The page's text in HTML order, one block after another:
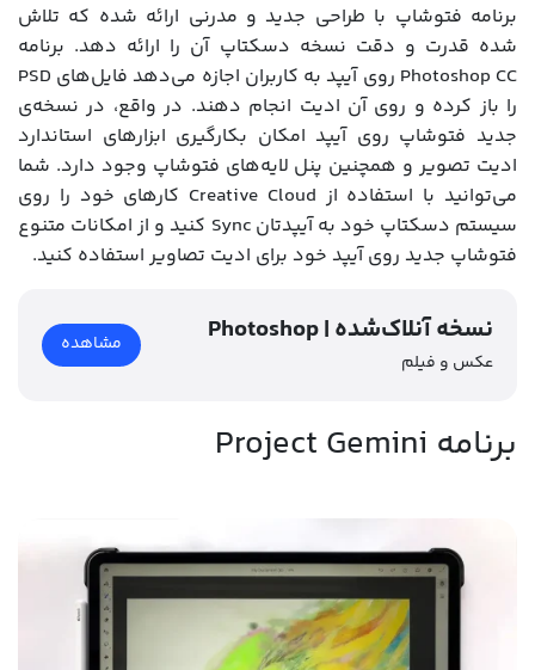
برنامه فتوشاپ با طراحی جدید و مدرنی ارائه شده که تلاش
شده قدرت و دقت نسخه دسکتاپ آن را ارائه دهد. برنامه
Photoshop CC روی آیپد به کاربران اجازه می‌دهد فایل‌های PSD
را باز کرده و روی آن ادیت انجام دهند. در واقع، در نسخه‌ی
جدید فتوشاپ روی آیپد امکان بکارگیری ابزارهای استاندارد
ادیت تصویر و همچنین پنل لایه‌های فتوشاپ وجود دارد. شما
می‌توانید با استفاده از Creative Cloud کارهای خود را روی
سیستم دسکتاپ خود به آیپدتان Sync کنید و از امکانات متنوع
فتوشاپ جدید روی آیپد خود برای ادیت تصاویر استفاده کنید.
Photoshop | نسخه آنلاک‌شده
عکس و فیلم
مشاهده
برنامه Project Gemini